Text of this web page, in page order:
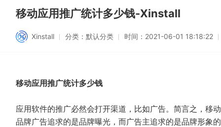
移动应用推广统计多少钱-Xinstall
Xinstall 分类： 默认分类 时间： 2021-06-01 18:18:22
移动应用推广统计多少钱
应用软件的推广必然会打开渠道，比如广告。简言之，移
品牌广告追求的是品牌曝光，而广告主追求的是品牌形象